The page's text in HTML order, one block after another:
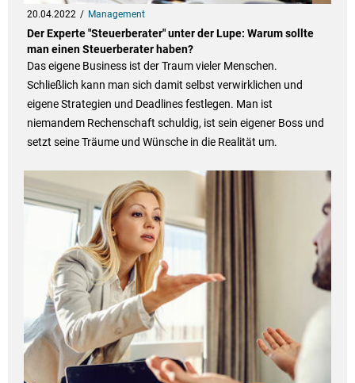
20.04.2022 Management
Der Experte "Steuerberater" unter der Lupe: Warum sollte
man einen Steuerberater haben?
Das eigene Business ist der Traum vieler Menschen.
Schließlich kann man sich damit selbst verwirklichen und
eigene Strategien und Deadlines festlegen. Man ist
niemandem Rechenschaft schuldig, ist sein eigener Boss und
setzt seine Träume und Wünsche in die Realität um.